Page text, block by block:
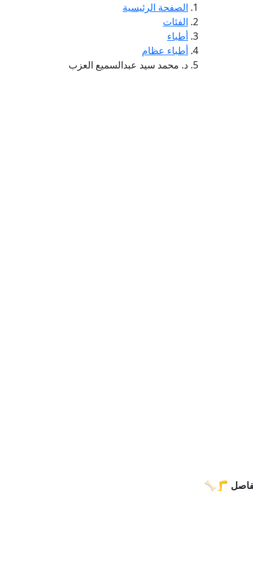
الصفحة الرئيسية
الفئات
أطباء
أطباء عظام
د. محمد سيد عبدالسميع العزب
🦵🦴